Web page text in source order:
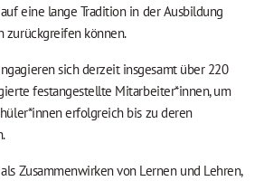
eine lange Tradition in der Ausbildung
zurückgreifen können.
sich derzeit insgesamt über 220
festangestellte Mitarbeiter*innen, um
erfolgreich bis zu deren
Zusammenwirken von Lernen und Lehren,